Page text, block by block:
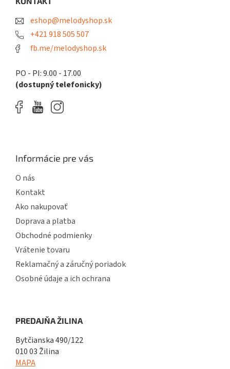
eshop@melodyshop.sk
+421 918 505 507
fb.me/melodyshop.sk
PO - PI: 9.00 - 17.00
(dostupný telefonicky)
Informácie pre vás
O nás
Kontakt
Ako nakupovať
Doprava a platba
Obchodné podmienky
Vrátenie tovaru
Reklamačný a záručný poriadok
Osobné údaje a ich ochrana
PREDAJŇA ŽILINA
Bytčianska 490/122
010 03 Žilina
MAPA